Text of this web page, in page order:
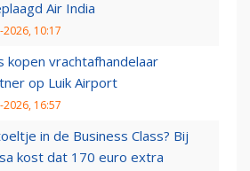
Air India
2026, 10:17
kopen vrachtafhandelaar
op Luik Airport
2026, 16:57
in de Business Class? Bij
kost dat 170 euro extra